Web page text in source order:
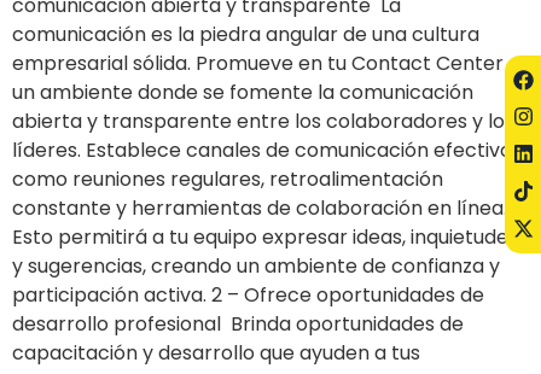
comunicación es la piedra angular de una cultura
empresarial sólida. Promueve en tu Contact Center
un ambiente donde se fomente la comunicación
abierta y transparente entre los colaboradores y los
líderes. Establece canales de comunicación efectivos,
como reuniones regulares, retroalimentación
constante y herramientas de colaboración en línea.
Esto permitirá a tu equipo expresar ideas, inquietudes
y sugerencias, creando un ambiente de confianza y
participación activa. 2 – Ofrece oportunidades de
desarrollo profesional Brinda oportunidades de
capacitación y desarrollo que ayuden a tus